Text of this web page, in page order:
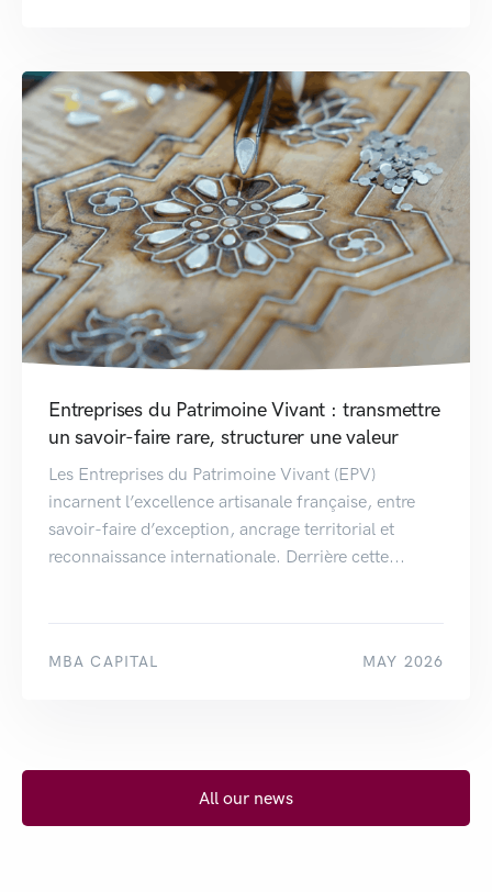
Entreprises du Patrimoine Vivant : transmettre
un savoir-faire rare, structurer une valeur
Les Entreprises du Patrimoine Vivant (EPV)
incarnent l’excellence artisanale française, entre
savoir-faire d’exception, ancrage territorial et
reconnaissance internationale. Derrière cette...
MBA CAPITAL MAY 2026
All our news